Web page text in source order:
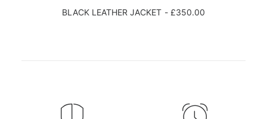
BLACK LEATHER JACKET £350.00